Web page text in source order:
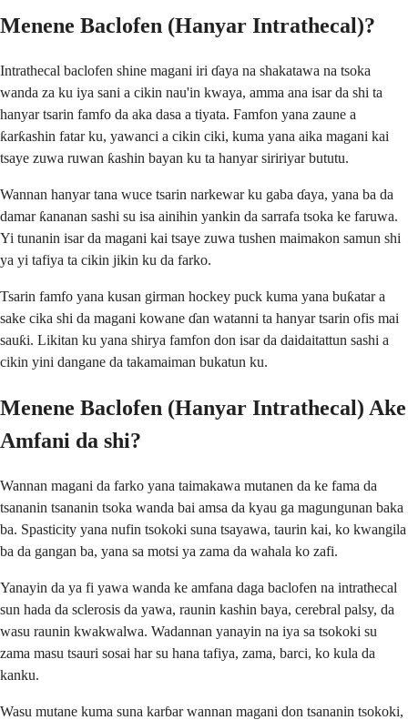
Menene Baclofen (Hanyar Intrathecal)?
Intrathecal baclofen shine magani iri ɗaya na shakatawa na tsoka
wanda za ku iya sani a cikin nau'in kwaya, amma ana isar da shi ta
hanyar tsarin famfo da aka dasa a tiyata. Famfon yana zaune a
ƙarƙashin fatar ku, yawanci a cikin ciki, kuma yana aika magani kai
tsaye zuwa ruwan ƙashin bayan ku ta hanyar siririyar bututu.
Wannan hanyar tana wuce tsarin narkewar ku gaba ɗaya, yana ba da
damar ƙananan sashi su isa ainihin yankin da sarrafa tsoka ke faruwa.
Yi tunanin isar da magani kai tsaye zuwa tushen maimakon samun shi
ya yi tafiya ta cikin jikin ku da farko.
Tsarin famfo yana kusan girman hockey puck kuma yana buƙatar a
sake cika shi da magani kowane ɗan watanni ta hanyar tsarin ofis mai
sauƙi. Likitan ku yana shirya famfon don isar da daidaitattun sashi a
cikin yini dangane da takamaiman bukatun ku.
Menene Baclofen (Hanyar Intrathecal) Ake
Amfani da shi?
Wannan magani da farko yana taimakawa mutanen da ke fama da
tsananin tsananin tsoka wanda bai amsa da kyau ga magungunan baka
ba. Spasticity yana nufin tsokoki suna tsayawa, taurin kai, ko kwangila
ba da gangan ba, yana sa motsi ya zama da wahala ko zafi.
Yanayin da ya fi yawa wanda ke amfana daga baclofen na intrathecal
sun hada da sclerosis da yawa, raunin kashin baya, cerebral palsy, da
wasu raunin kwakwalwa. Wadannan yanayin na iya sa tsokoki su
zama masu tsauri sosai har su hana tafiya, zama, barci, ko kula da
kanku.
Wasu mutane kuma suna karɓar wannan magani don tsananin tsokoki,